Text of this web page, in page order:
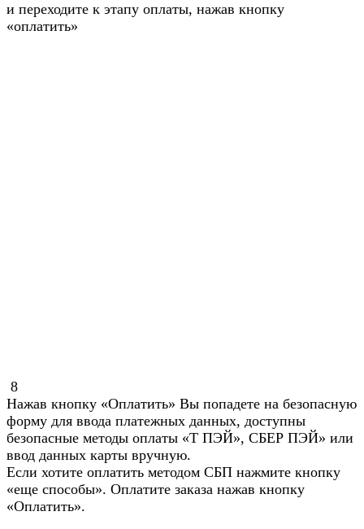
и переходите к этапу оплаты, нажав кнопку
«оплатить»
8
Нажав кнопку «Оплатить» Вы попадете на безопасную
форму для ввода платежных данных, доступны
безопасные методы оплаты «Т ПЭЙ», СБЕР ПЭЙ» или
ввод данных карты вручную.
Если хотите оплатить методом СБП нажмите кнопку
«еще способы». Оплатите заказа нажав кнопку
«Оплатить».